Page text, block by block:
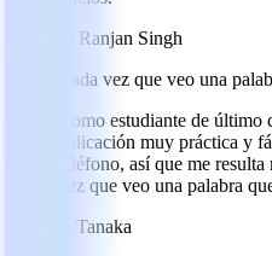
Rajat Ranjan Singh
Cada vez que veo una
Como estudiante de último
aplicación muy práctica y
teléfono, así que me
vez que veo una palabra
Aiko Tanaka